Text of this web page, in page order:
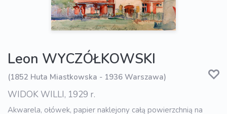
Leon WYCZÓŁKOWSKI
(1852 Huta Miastkowska - 1936 Warszawa)
WIDOK WILLI, 1929 r.
Akwarela, ołówek, papier naklejony całą powierzchnią na